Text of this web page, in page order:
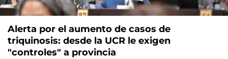
Alerta por el aumento de casos de
triquinosis: desde la UCR le exigen
"controles" a provincia